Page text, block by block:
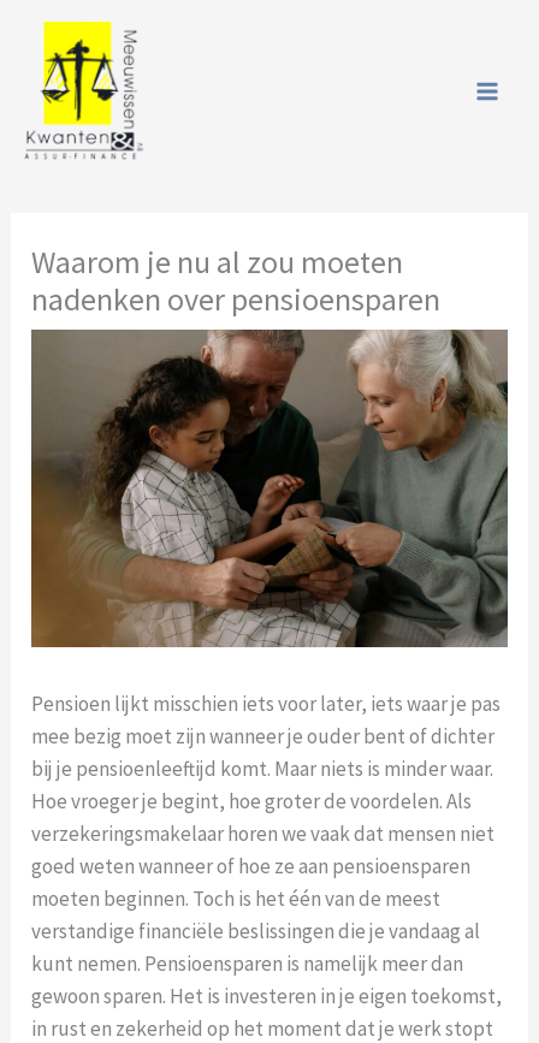
inhoud
Waarom je nu al zou moeten
nadenken over pensioensparen
Pensioen lijkt misschien iets voor later, iets waar je pas
mee bezig moet zijn wanneer je ouder bent of dichter
bij je pensioenleeftijd komt. Maar niets is minder waar.
Hoe vroeger je begint, hoe groter de voordelen. Als
verzekeringsmakelaar horen we vaak dat mensen niet
goed weten wanneer of hoe ze aan pensioensparen
moeten beginnen. Toch is het één van de meest
verstandige financiële beslissingen die je vandaag al
kunt nemen. Pensioensparen is namelijk meer dan
gewoon sparen. Het is investeren in je eigen toekomst,
in rust en zekerheid op het moment dat je werk stopt